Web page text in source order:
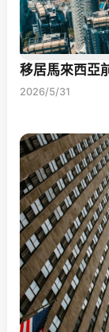
移居馬來西亞
2026/5/31